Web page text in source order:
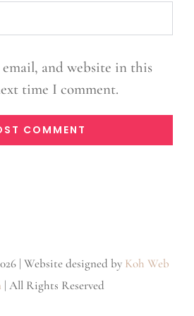
email, and website in this
time I comment.
| Website designed by Koh Web
| All Rights Reserved